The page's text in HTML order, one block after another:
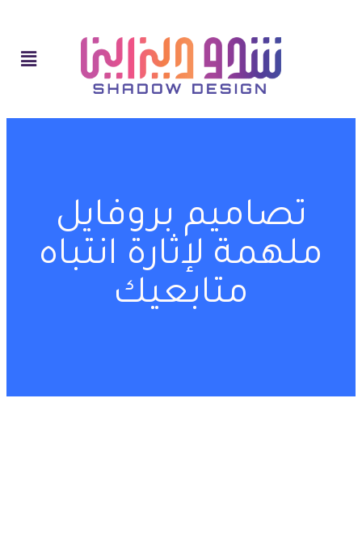
تصاميم بروفايل
ملهمة لإثارة انتباه
متابعيك